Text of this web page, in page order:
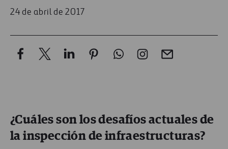
24 de abril de 2017
¿Cuáles son los desafíos actuales de
la inspección de infraestructuras?